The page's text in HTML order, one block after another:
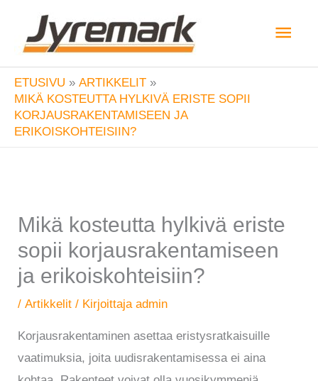
sisältöön
ETUSIVU
ARTIKKELIT
MIKÄ KOSTEUTTA HYLKIVÄ ERISTE SOPII
KORJAUSRAKENTAMISEEN JA
ERIKOISKOHTEISIIN?
Mikä kosteutta hylkivä eriste
sopii korjausrakentamiseen
ja erikoiskohteisiin?
/Artikkelit / Kirjoittajaadmin
Korjausrakentaminen asettaa eristysratkaisuille
vaatimuksia, joita uudisrakentamisessa ei aina